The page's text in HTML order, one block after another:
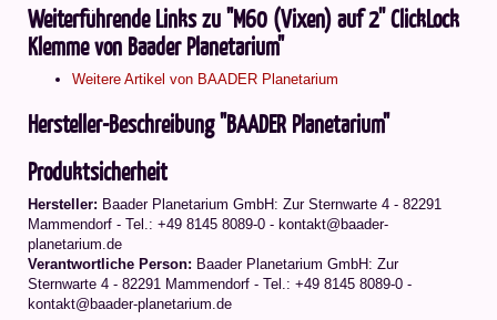
Weiterführende Links zu "M60 (Vixen) auf 2'' ClickLock
Klemme von Baader Planetarium"
Weitere Artikel von BAADER Planetarium
Hersteller-Beschreibung "BAADER Planetarium"
Produktsicherheit
Hersteller: Baader Planetarium GmbH: Zur Sternwarte 4 - 82291
Mammendorf - Tel.: +49 8145 8089-0 - kontakt@baader-
planetarium.de
Verantwortliche Person: Baader Planetarium GmbH: Zur
Sternwarte 4 - 82291 Mammendorf - Tel.: +49 8145 8089-0 -
kontakt@baader-planetarium.de